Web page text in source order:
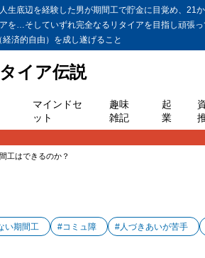
底辺を経験した男が期間工で貯金に目覚め、21
を…そしていずれ完全なるリタイアを目指し頑
済的自由）を成し遂げること
イア伝説
マインドセ
ット
趣味
雑記
起
業
工はできるのか？
い期間工 #コミュ障
#人づきあいが苦手